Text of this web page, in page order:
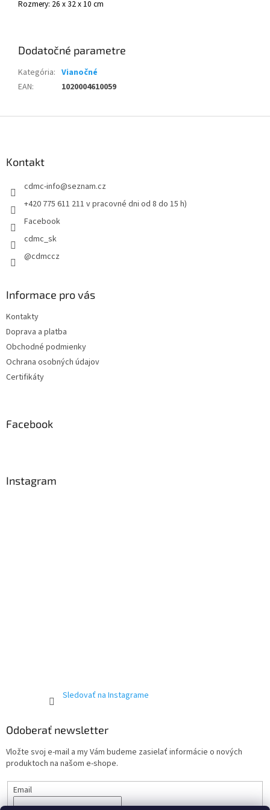
Rozmery: 26 x 32 x 10 cm
Dodatočné parametre
Kategória: Vianočné
EAN: 1020004610059
Kontakt
cdmc-info@seznam.cz
+420 775 611 211 v pracovné dni od 8 do 15 h)
Facebook
cdmc_sk
@cdmccz
Informace pro vás
Kontakty
Doprava a platba
Obchodné podmienky
Ochrana osobných údajov
Certifikáty
Facebook
Instagram
Sledovať na Instagrame
Odoberať newsletter
Vložte svoj e-mail a my Vám budeme zasielať informácie o nových
produktoch na našom e-shope.
Email